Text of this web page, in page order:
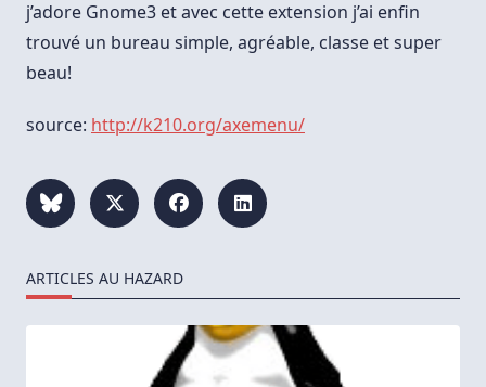
j’adore Gnome3 et avec cette extension j’ai enfin
trouvé un bureau simple, agréable, classe et super
beau!
source: http://k210.org/axemenu/
ARTICLES AU HAZARD